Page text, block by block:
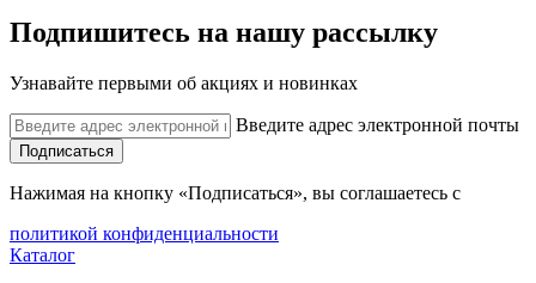
Подпишитесь на нашу рассылку
Узнавайте первыми об акциях и новинках
Введите адрес электронной почты
Подписаться
Нажимая на кнопку «Подписаться», вы соглашаетесь с
политикой конфиденциальности
Каталог